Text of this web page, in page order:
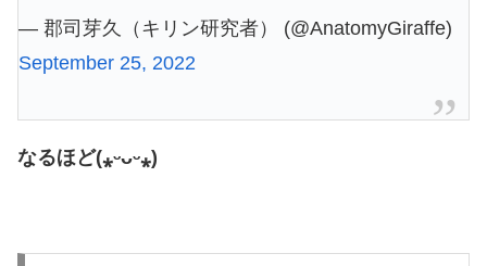
— 郡司芽久（キリン研究者） (@AnatomyGiraffe)
September 25, 2022
なるほど(⁎ᵕᴗᵕ⁎)